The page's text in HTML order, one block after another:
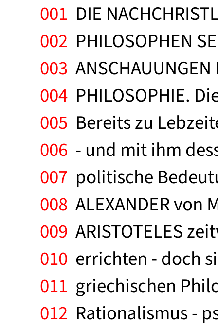
001 DIE
002 PHILOSOPHEN
003
004 PHILOSOPHIE.
005 Bereits zu
006 - und mit ihm
007 politische
008 ALEXANDER von
009 ARISTOTELES
010 errichten - doch
011 griechischen
012 Rationalismus -